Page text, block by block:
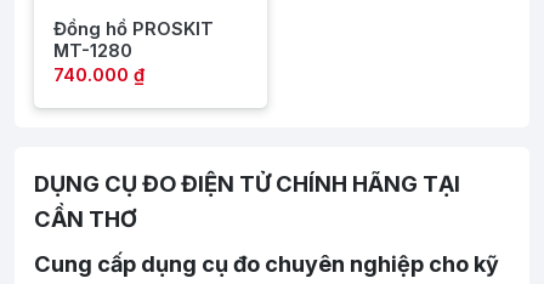
Đồng hồ PROSKIT
MT-1280
740.000 ₫
DỤNG CỤ ĐO ĐIỆN TỬ CHÍNH HÃNG TẠI
CẦN THƠ
Cung cấp dụng cụ đo chuyên nghiệp cho kỹ